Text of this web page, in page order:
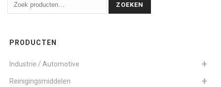
ZOEKEN
PRODUCTEN
Industrie / Automotive
Reinigingsmiddelen